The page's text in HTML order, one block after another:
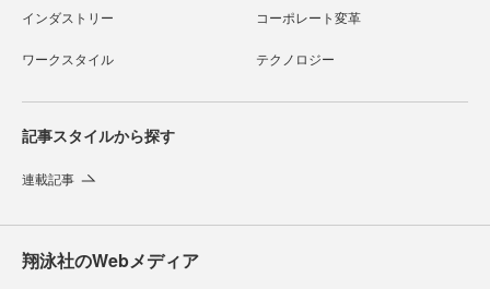
インダストリー コーポレート変革
ワークスタイル テクノロジー
記事スタイルから探す
連載記事
翔泳社のWebメディア